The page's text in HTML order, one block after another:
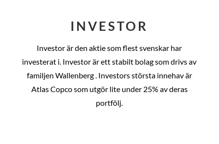
INVESTOR
Investor är den aktie som flest svenskar har
investerat i. Investor är ett stabilt bolag som drivs av
familjen Wallenberg . Investors största innehav är
Atlas Copco som utgör lite under 25% av deras
portfölj.